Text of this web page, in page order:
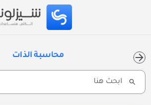
محاسبة الذات
Search